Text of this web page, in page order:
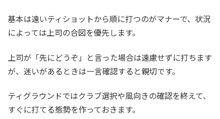
基本は遠いティショットから順に打つのがマナーで、状況
によっては上司の合図を優先します。
上司が「先にどうぞ」と言った場合は遠慮せずに打ちます
が、迷いがあるときは一言確認すると親切です。
ティグラウンドではクラブ選択や風向きの確認を終えて、
すぐに打てる態勢を作っておきます。